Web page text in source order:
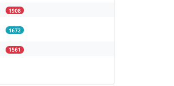
1908
1672
1561